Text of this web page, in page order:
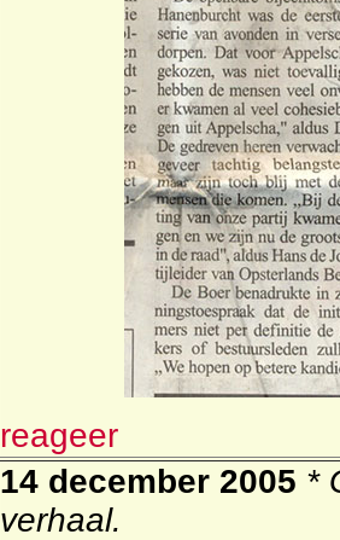
reageer
14 december 2005 *
verhaal.